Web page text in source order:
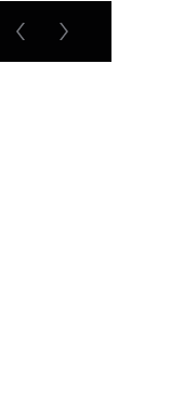
RTL up
Das Strafgericht